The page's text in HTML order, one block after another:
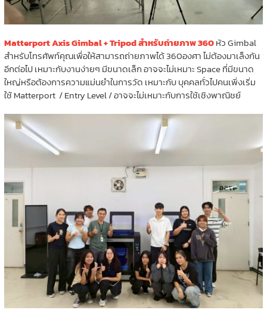
Matterport Axis Gimbal + Tripod สำหรับถ่ายภาพ 360หัว Gimbal
สำหรับโทรศัพท์คุณเพื่อให้สามารถถ่ายภาพได้ 360องศา ไม่ต้องมาเล็งกัน
อีกต่อไป เหมาะกับงานง่ายๆ มีขนาดเล็ก อาจจะไม่เหมาะ Space ที่มีขนาด
ใหญ่หรือต้องการความแม่นยำในการวัด เหมาะกับ บุคคลทั่วไปคนเพิ่งเริ่ม
ใช้ Matterport / Entry Level / อาจจะไม่เหมาะกับการใช้เชิงพาณิชย์